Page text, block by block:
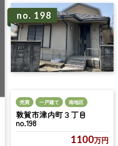
no. 198
売買 一戸建て 南地区
敦賀市津内町３丁目
no.198
1100万円